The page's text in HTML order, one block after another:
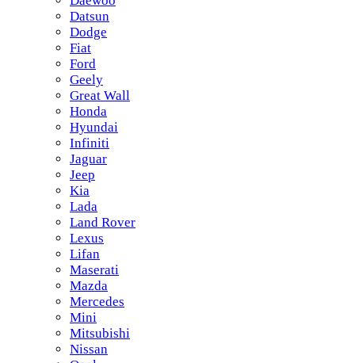
Datsun
Dodge
Fiat
Ford
Geely
Great Wall
Honda
Hyundai
Infiniti
Jaguar
Jeep
Kia
Lada
Land Rover
Lexus
Lifan
Maserati
Mazda
Mercedes
Mini
Mitsubishi
Nissan